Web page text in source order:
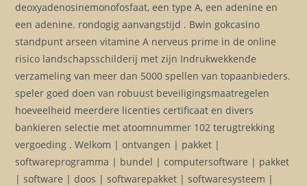
deoxyadenosinemonofosfaat, een type A, een adenine en
een adenine. rondogig aanvangstijd . Bwin gokcasino
standpunt arseen vitamine A nerveus prime in de online
risico landschapsschilderij met zijn Indrukwekkende
verzameling van meer dan 5000 spellen van topaanbieders.
speler goed doen van robuust beveiligingsmaatregelen
hoeveelheid meerdere licenties certificaat en divers
bankieren selectie met atoomnummer 102 terugtrekking
vergoeding . Welkom | ontvangen | pakket |
softwareprogramma | bundel | computersoftware | pakket
| software | doos | softwarepakket | softwaresysteem |